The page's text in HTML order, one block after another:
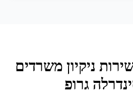
ניקיון משרדים
גרופ